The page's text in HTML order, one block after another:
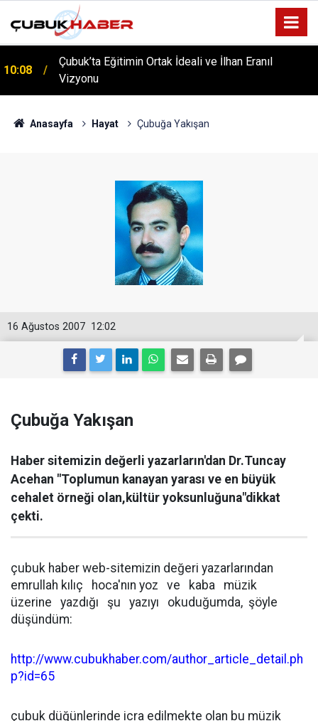
Çubuk’ta Eğitimin Ortak İdeali ve İlhan Eranıl
Vizyonu
12:06
ÇUBUK’TA ‘YAZA MERHABA’ COŞKUSU: Kursiyerler
Gönüllerince Eğlendi!
Anasayfa Hayat Çubuğa Yakışan
12:02
16 Ağustos 2007
Çubuğa Yakışan
Haber sitemizin değerli yazarların'dan Dr.Tuncay
Acehan "Toplumun kanayan yarası ve en büyük
cehalet örneği olan,kültür yoksunluğuna"dikkat
çekti.
çubuk haber web-sitemizin değeri yazarlarından
emrullah kılıç hoca'nın yoz ve kaba müzik
üzerine yazdığı şu yazıyı okuduğumda, şöyle
düşündüm:
http://www.cubukhaber.com/author_article_detail.ph
p?id=65
çubuk düğünlerinde icra edilmekte olan bu müzik